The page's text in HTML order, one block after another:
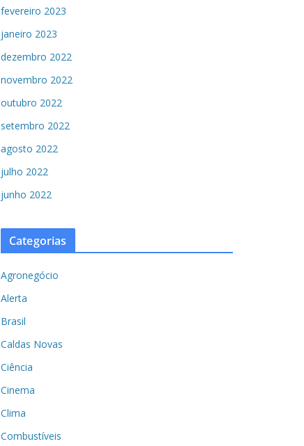
fevereiro 2023
janeiro 2023
dezembro 2022
novembro 2022
outubro 2022
setembro 2022
agosto 2022
julho 2022
junho 2022
Categorias
Agronegócio
Alerta
Brasil
Caldas Novas
Ciência
Cinema
Clima
Combustíveis